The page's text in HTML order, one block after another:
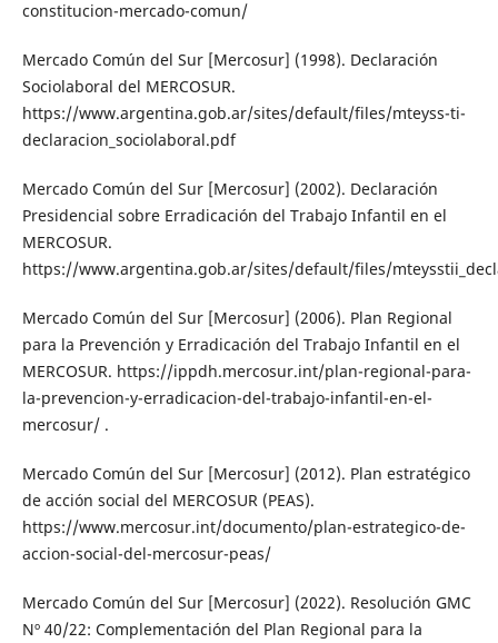
constitucion-mercado-comun/
Mercado Común del Sur [Mercosur] (1998). Declaración
Sociolaboral del MERCOSUR.
https://www.argentina.gob.ar/sites/default/files/mteyss-ti-
declaracion_sociolaboral.pdf
Mercado Común del Sur [Mercosur] (2002). Declaración
Presidencial sobre Erradicación del Trabajo Infantil en el
MERCOSUR.
https://www.argentina.gob.ar/sites/default/files/
Mercado Común del Sur [Mercosur] (2006). Plan Regional
para la Prevención y Erradicación del Trabajo Infantil en el
MERCOSUR. https://ippdh.mercosur.int/plan-regional-para-
la-prevencion-y-erradicacion-del-trabajo-infantil-en-el-
mercosur/ .
Mercado Común del Sur [Mercosur] (2012). Plan estratégico
de acción social del MERCOSUR (PEAS).
https://www.mercosur.int/documento/plan-estrategico-de-
accion-social-del-mercosur-peas/
Mercado Común del Sur [Mercosur] (2022). Resolución GMC
Nº 40/22: Complementación del Plan Regional para la